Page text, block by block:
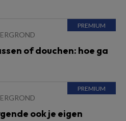
of douchen: hoe ga
ook je eigen